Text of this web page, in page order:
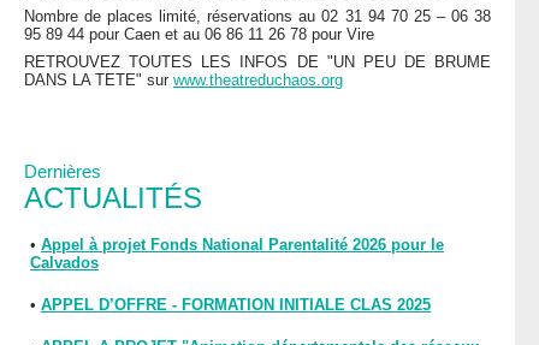
Dernières
ACTUALITÉS
• Appel à projet Fonds National Parentalité 2026 pour le
Calvados
• APPEL D’OFFRE - FORMATION INITIALE CLAS 2025
Nombre de places limité, réservations au 02 31 94 70 25 – 06 38
95 89 44 pour Caen et au 06 86 11 26 78 pour Vire
RETROUVEZ TOUTES LES INFOS DE "UN PEU DE BRUME
DANS LA TETE" sur www.theatreduchaos.org